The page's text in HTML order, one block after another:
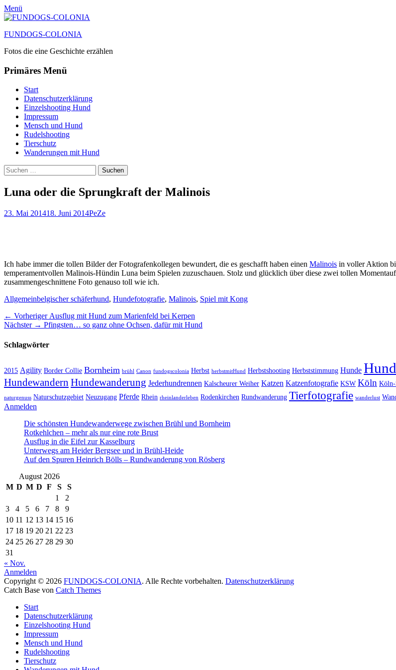
Menü
FUNDOGS-COLONIA
Fotos die eine Geschichte erzählen
Primäres Menü
Zum
Inhalt
springen
Start
Datenschutzerklärung
Einzelshooting Hund
Impressum
Mensch und Hund
Rudelshooting
Tierschutz
Wanderungen mit Hund
Suchen
Suche
nach:
Luna oder die Sprungkraft der Malinois
Posted
23. Mai 201418. Juni 2014Autor
PeZe
Ich habe immer die tollen Bilder der Fotografenkollegen bewundert, die es geschafft haben einen Malinois in voller Aktion
temperamentvollen Malinois-Hündin Luna beim Spielen zuzuschauen. Stolz und glücklich über diese zwei tollen
zusammengeschnittene Foto genauso toll wie ich.
Kategorien
AllgemeinSchlagworte
belgischer schäferhund, Hundefotografie, Malinois, Spiel mit Kong
Beitragsnavigation
← Vorheriger Vorheriger
Beitrag:
Ausflug mit Hund zum Marienfeld bei Kerpen
Nächster → Nächster
Pfingsten… so ganz ohne Ochsen, dafür mit Hund
Schlagwörter
2015 Agility Border Collie Bornheim brühl Canon fundogscolonia Herbst herbstmitHund Herbstshooting Herbststimmung Hunde
Hundewandern Hundewanderung Jederhundrennen Kalscheurer Weiher Katzen Katzenfotografie KSW Köln Köln-
naturgenuss Naturschutzgebiet Neuzugang Pferde Rhein rheinlanderleben Rodenkirchen Rundwanderung Tierfotografie wanderlust
Anmelden
Die schönsten Hundewanderwege zwischen Brühl und Bornheim
Rotkehlchen – mehr als nur eine rote Brust
Ausflug in die Eifel zur Kasselburg
Unterwegs am Heider Bergsee und in Brühl-Heide
Auf den Spuren Heinrich Bölls – Rundwanderung von Rösberg
August 2026
M D M D F S
S
1
2
3
4 5 6 7 8
9
10 11 12 13 14 15 16
17 18 19 20 21 22 23
24 25 26 27 28 29 30
31
« Nov.
Anmelden
Copyright © 2026 FUNDOGS-COLONIA. Alle Rechte vorbehalten. Datenschutzerklärung
Catch Base von Catch Themes
oben
scrollen
Start
Datenschutzerklärung
Einzelshooting Hund
Impressum
Mensch und Hund
Rudelshooting
Tierschutz